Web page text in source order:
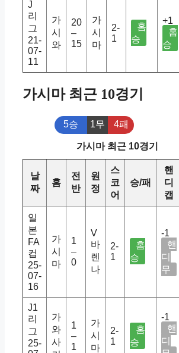
J
리
그
21-
07-
11
가
시
와
20
–
15
가
시
마
2-
1
홈
승
+1
홈
승
가시마 최근 10경기
5승 1무 4패
가시마 최근 10경기
날
짜
홈
전
반
원
정
스
코
어
승/패
핸
디
캡
일
본
FA
컵
25-
07-
16
가
시
마
1
–
0
V
바
렌
나
2-
1
홈
승
-1
핸
디
무
J1
리
그
25-
가
와
사
1
–
1
가
시
마
2-
1
홈
승
-1
핸
디